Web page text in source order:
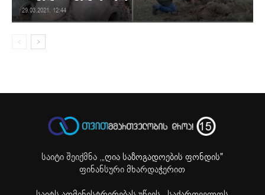
29.03.2021. 12:44
საიტი შეიქმნა ,„ღია საზოგადოების ფონდის"
ფინანსური მხარდაჭერით